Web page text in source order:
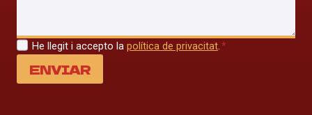
He llegit i accepto la política de privacitat.*
ENVIAR